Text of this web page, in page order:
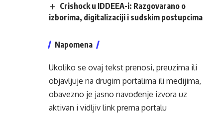
Crishock u IDDEEA-i: Razgovarano o
izborima, digitalizaciji i sudskim postupcima
Napomena
Ukoliko se ovaj tekst prenosi, preuzima ili
objavljuje na drugim portalima ili medijima,
obavezno je jasno navođenje izvora uz
aktivan i vidljiv link prema portalu